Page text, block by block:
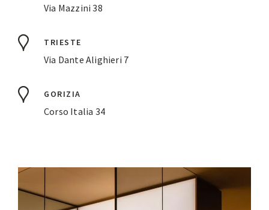
Via Mazzini 38
TRIESTE
Via Dante Alighieri 7
GORIZIA
Corso Italia 34